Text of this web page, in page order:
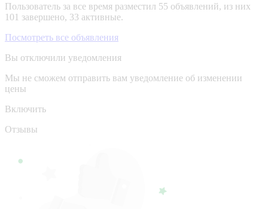
Пользователь за все время разместил 55 объявлений, из них
101 завершено, 33 активные.
Посмотреть все объявления
Вы отключили уведомления
Мы не сможем отправить вам уведомление об изменении
цены
Включить
Отзывы